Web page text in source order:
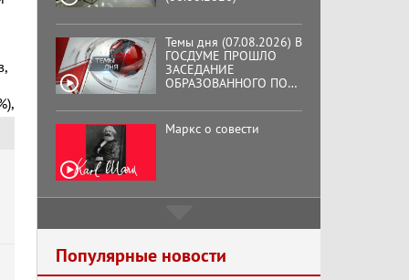
Темы дня (07.08.2026) В
ГОСДУМЕ ПРОШЛО
ЗАСЕДАНИЕ
ОБРАЗОВАННОГО ПО
ИНИЦИАТИВЕ КПРФ
ОБЩЕСТВЕННОГО
ПРЕЗИДЕНТА
Маркс о совести
Подмосковный
Популярные новости